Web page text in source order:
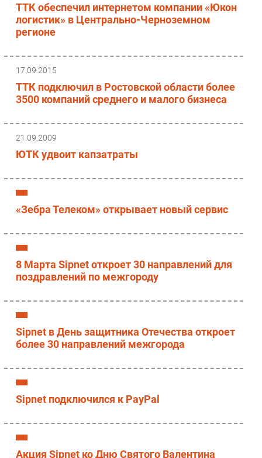
ТТК обеспечил интернетом компании «Юкон
логистик» в Центрально-Черноземном
регионе
17.09.2015
ТТК подключил в Ростовской области более
3500 компаний среднего и малого бизнеса
21.09.2009
ЮТК удвоит капзатраты
«Зебра Телеком» открывает новый сервис
8 Марта Sipnet откроет 30 направлений для
поздравлений по межгороду
Sipnet в День защитника Отечества откроет
более 30 направлений межгорода
Sipnet подключился к PayPal
Акция Sipnet ко Дню Святого Валентина